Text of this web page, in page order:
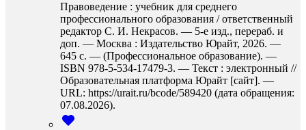
Правоведение : учебник для среднего
профессионального образования / ответственный
редактор С. И. Некрасов. — 5-е изд., перераб. и
доп. — Москва : Издательство Юрайт, 2026. —
645 с. — (Профессиональное образование). —
ISBN 978-5-534-17479-3. — Текст : электронный //
Образовательная платформа Юрайт [сайт]. —
URL: https://urait.ru/bcode/589420 (дата обращения:
07.08.2026).